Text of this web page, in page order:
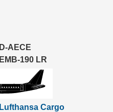
D-AECE
EMB-190 LR
Lufthansa Cargo